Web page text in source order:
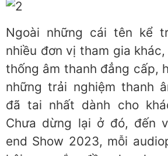
Ngoài những cái tên kể
nhiều đơn vị tham gia
thống âm thanh đẳng cấp,
những trải nghiệm thanh
đã tai nhất dành cho
Chưa dừng lại ở đó, đến
end Show 2023, mỗi